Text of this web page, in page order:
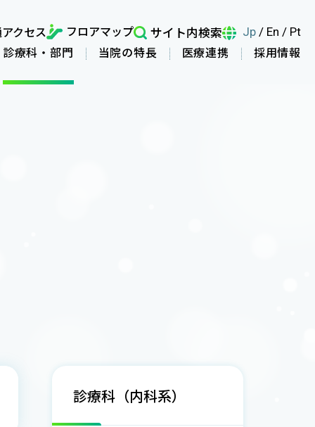
診療科・部門 当院の特長 医療連携 採用情報
クセス フロアマップ サイト内検索 Jp / En / Pt
診療科（内科系）